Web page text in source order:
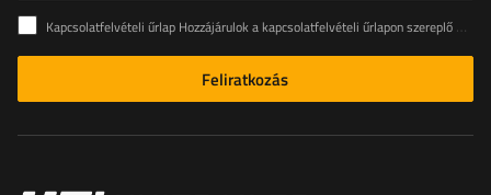
Kapcsolatfelvételi űrlap Hozzájárulok a kapcsolatfelvételi űrlapon szereplő személyes adataimnak az Európai Parlament és a Tanács (EU) rendeletével összhangban történő kezeléséhez
Feliratkozás